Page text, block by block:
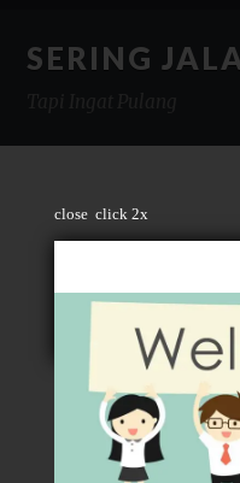
close click 2x
SERING